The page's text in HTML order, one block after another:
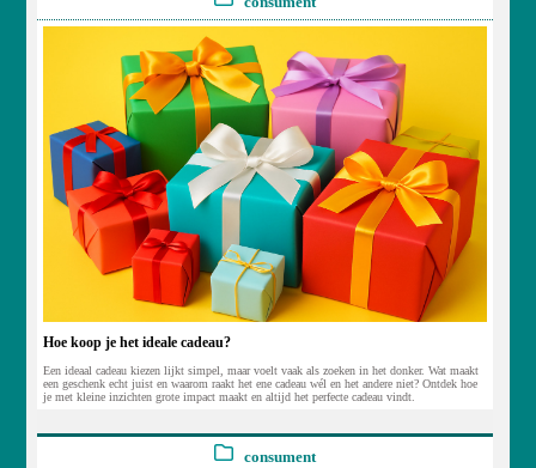
Hoe koop je het ideale cadeau?
Een ideaal cadeau kiezen lijkt simpel, maar voelt vaak als zoeken in het donker. Wat maakt
een geschenk echt juist en waarom raakt het ene cadeau wél en het andere niet? Ontdek hoe
je met kleine inzichten grote impact maakt en altijd het perfecte cadeau vindt.
consument